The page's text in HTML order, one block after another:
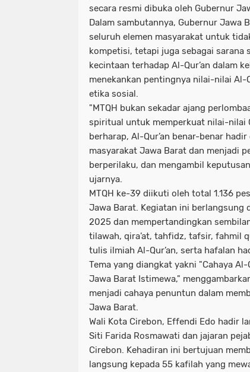
secara resmi dibuka oleh Gubernur
Dalam sambutannya, Gubernur Jawa
seluruh elemen masyarakat untuk
kompetisi, tetapi juga sebagai
kecintaan terhadap Al-Qur’an dalam
menekankan pentingnya nilai-nilai Al-
etika sosial.
"MTQH bukan sekadar ajang
spiritual untuk memperkuat nilai-nilai
berharap, Al-Qur’an benar-benar
masyarakat Jawa Barat dan menjadi
berperilaku, dan mengambil
ujarnya.
MTQH ke-39 diikuti oleh total 1.136
Jawa Barat. Kegiatan ini berlangsung
2025 dan mempertandingkan
tilawah, qira’at, tahfidz, tafsir, fahmil
tulis ilmiah Al-Qur’an, serta hafalan
Tema yang diangkat yakni "Cahaya
Jawa Barat Istimewa,"
menjadi cahaya penuntun dalam
Jawa Barat.
Wali Kota Cirebon, Effendi Edo hadir
Siti Farida Rosmawati dan jajaran
Cirebon. Kehadiran ini bertujuan
langsung kepada 55 kafilah yang